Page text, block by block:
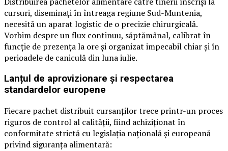
cursuri, diseminați în întreaga regiune Sud-Muntenia,
necesită un aparat logistic de o precizie chirurgicală.
Vorbim despre un flux continuu, săptămânal, calibrat în
funcție de prezența la ore și organizat impecabil chiar și în
perioadele de caniculă din luna iulie.
Lanțul de aprovizionare și respectarea
standardelor europene
Fiecare pachet distribuit cursanților trece printr-un proces
riguros de control al calității, fiind achiziționat în
conformitate strictă cu legislația națională și europeană
privind siguranța alimentară: